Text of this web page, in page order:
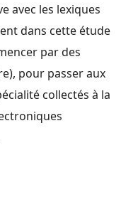
avec les lexiques
dans cette étude
par des
pour passer aux
collectés à la